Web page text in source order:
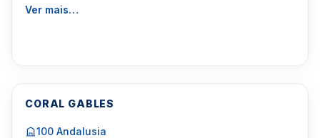
Ver mais…
CORAL GABLES
100 Andalusia